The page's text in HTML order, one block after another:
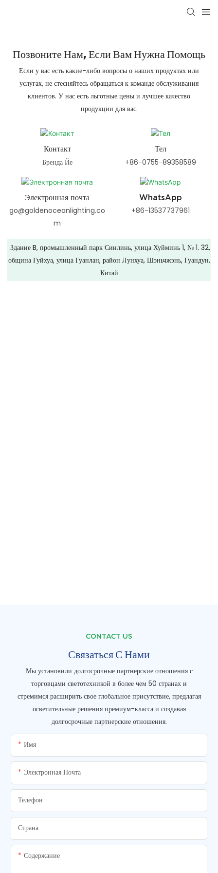
Позвоните Нам, Если Вам Нужна Помощь
Если у вас есть какие-либо вопросы о наших продуктах или
услугах, не стесняйтесь обращаться к команде обслуживания
клиентов. У нас есть льготные цены и лучшее качество
продукции для вас.
Контакт
Бренда Йе
Тел
+86-0755-89358589
Электронная почта
go@goldenoceanlighting.co
m
WhatsApp
+86-13537737961
Здание B, промышленный парк Синлинь, улица Хуйминь 1, № 1. 32,
община Гуйхуа, улица Гуанлан, район Лунхуа, Шэньчжэнь, Гуандун,
Китай
CONTACT US
Связаться С Нами
Мы установили долгосрочные партнерские отношения с
торговцами светотехникой в ​​более чем 50 странах и
стремимся расширить свое глобальное присутствие, предлагая
осветительные решения премиум-класса и создавая
долгосрочные партнерские отношения.
Имя
Электронная Почта
Телефон
Страна
Содержание